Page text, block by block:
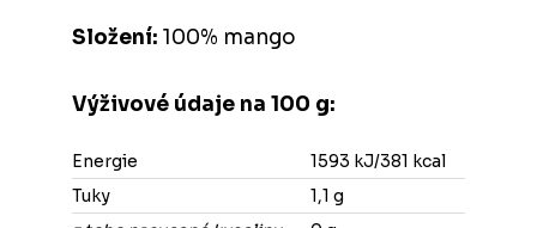
Složení: 100% mango
Výživové údaje na 100 g:
Energie
1593 kJ/381 kcal
Tuky
1,1 g